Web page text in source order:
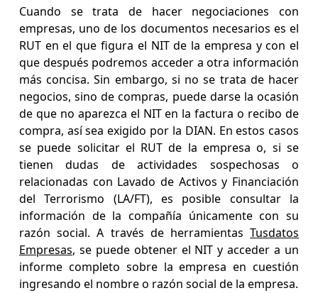
Cuando se trata de hacer negociaciones con
empresas, uno de los documentos necesarios es el
RUT en el que figura el NIT de la empresa y con el
que después podremos acceder a otra información
más concisa. Sin embargo, si no se trata de hacer
negocios, sino de compras, puede darse la ocasión
de que no aparezca el NIT en la factura o recibo de
compra, así sea exigido por la DIAN. En estos casos
se puede solicitar el RUT de la empresa o, si se
tienen dudas de actividades sospechosas o
relacionadas con Lavado de Activos y Financiación
del Terrorismo (LA/FT), es posible consultar la
información de la compañía únicamente con su
razón social. A través de herramientasTusdatos
Empresas, se puede obtener el NIT y acceder a un
informe completo sobre la empresa en cuestión
ingresando el nombre o razón social de la empresa.